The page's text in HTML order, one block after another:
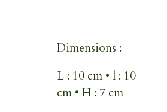
Dimensions :
L : 10 cm • l : 10
cm • H : 7 cm